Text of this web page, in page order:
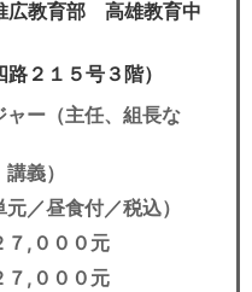
広教育部 高雄教育中
５号３階）
ー（主任、組長な
義）
／昼食付／税込）
,０００元
,０００元